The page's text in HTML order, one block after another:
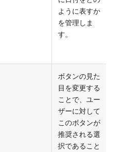
ように表すか
を管理しま
す。
ボタンの見た
目を変更する
ことで、ユー
ザーに対して
このボタンが
推奨される選
択であること